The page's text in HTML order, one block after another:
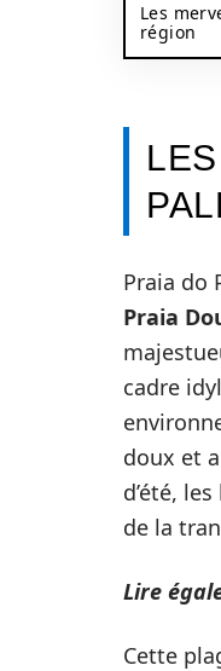
Les
région
Praia do
Praia
cadre
doux et
d’été,
de la
Lire
Cette